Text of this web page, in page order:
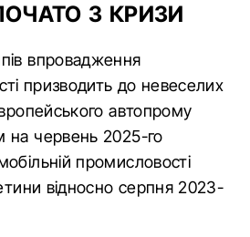
З КРИЗИ
впровадження
призводить до невеселих
автопрому
на червень 2025-го
промисловості
відносно серпня 2023-